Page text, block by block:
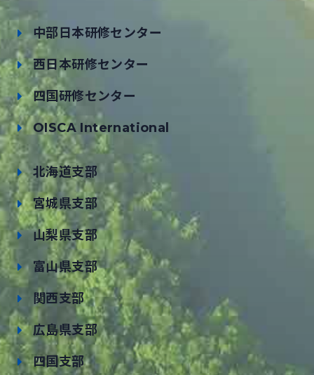
中部日本研修センター
西日本研修センター
四国研修センター
OISCA International
北海道支部
宮城県支部
山梨県支部
富山県支部
関西支部
広島県支部
四国支部